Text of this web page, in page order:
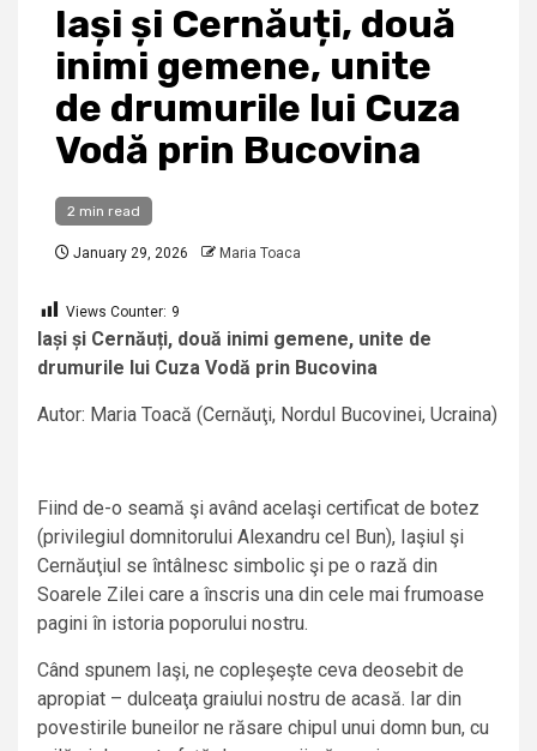
Iași și Cernăuți, două
inimi gemene, unite
de drumurile lui Cuza
Vodă prin Bucovina
2 min read
January 29, 2026 Maria Toaca
Views Counter: 9
Iași și Cernăuți, două inimi gemene, unite de
drumurile lui Cuza Vodă prin Bucovina
Autor: Maria Toacă (Cernăuţi, Nordul Bucovinei, Ucraina)
Fiind de-o seamă şi având acelaşi certificat de botez
(privilegiul domnitorului Alexandru cel Bun), Iaşiul şi
Cernăuţiul se întâlnesc simbolic şi pe o rază din
Soarele Zilei care a înscris una din cele mai frumoase
pagini în istoria poporului nostru.
Când spunem Iaşi, ne copleşeşte ceva deosebit de
apropiat – dulceaţa graiului nostru de acasă. Iar din
povestirile buneilor ne răsare chipul unui domn bun, cu